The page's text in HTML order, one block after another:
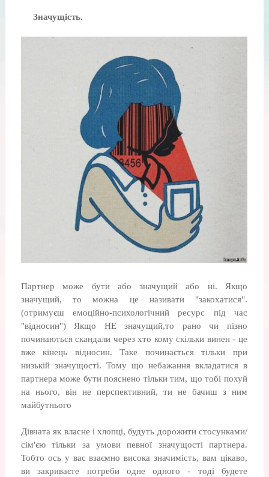
Значущість.
Партнер може бути або значущий або ні. Якщо
значущий, то можна це називати "закохатися".
(отримуєш емоційно-психологічний ресурс під час
"відносин") Якщо НЕ значущий,то рано чи пізно
починаються скандали через хто кому скільки винен - це
вже кінець відносин. Таке починається тільки при
низькій значущості. Тому що небажання вкладатися в
партнера може бути пояснено тільки тим, що тобі похуй
на нього, він не перспективний, ти не бачиш з ним
майбутнього
Дівчата як власне і хлопці, будуть дорожити стосунками/
сім'єю тільки за умови певної значущості партнера.
Тобто ось у вас взаємно висока значимість, вам цікаво,
ви закриваєте потреби одне одного - тоді будете